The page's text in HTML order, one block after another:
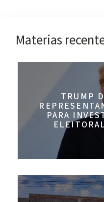
Materias
TRUMP
PARA